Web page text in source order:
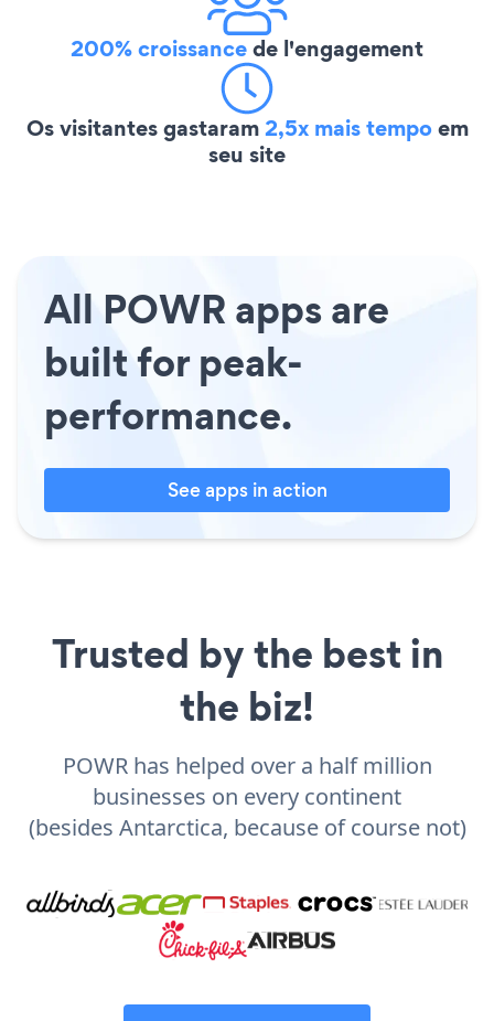
200% croissancede l'engagement
Os visitantes gastaram2,5x mais tempoem
seu site
All POWR apps are
built for peak-
performance.
See apps in action
Trusted by the best in
the biz!
POWR has helped over a half million
businesses on every continent
(besides Antarctica, because of course not)